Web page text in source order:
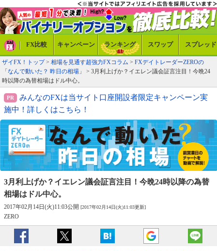
FX比較 キャンペーン ランキング スワップ スプレッド
ザイFX！トップ> 相場を見通す超強力FXコラム > FXデイトレーダーZEROの
「なんで動いた？ 昨日の相場」
> 3月利上げか？イエレン議会証言注目！今晩24
時以降の為替相場はドル中心。
みんなのFXは当サイト口座開設者限定キャンペーン実
施中！詳しくはこちら！
3月利上げか？イエレン議会証言注目！ 今晩24時以降の為替
相場はドル中心。
2017年02月14日(火)11:03公開 [2017年02月14日(火)11:03更新]
ZERO